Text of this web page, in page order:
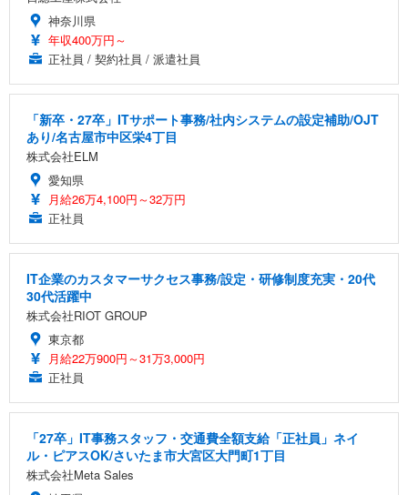
神奈川県
年収400万円～
正社員 / 契約社員 / 派遣社員
「新卒・27卒」ITサポート事務/社内システムの設定補助/OJT
あり/名古屋市中区栄4丁目
株式会社ELM
愛知県
月給26万4,100円～32万円
正社員
IT企業のカスタマーサクセス事務/設定・研修制度充実・20代
30代活躍中
株式会社RIOT GROUP
東京都
月給22万900円～31万3,000円
正社員
「27卒」IT事務スタッフ・交通費全額支給「正社員」ネイ
ル・ピアスOK/さいたま市大宮区大門町1丁目
株式会社Meta Sales